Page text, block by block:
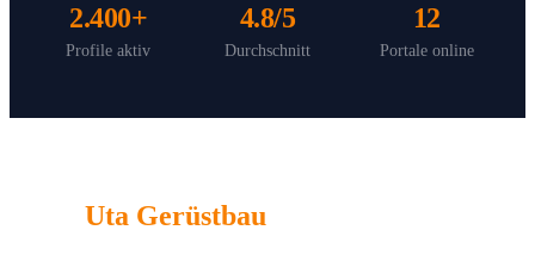
2.400+
Profile aktiv
4.8/5
Durchschnitt
12
Portale online
Uta Gerüstbau